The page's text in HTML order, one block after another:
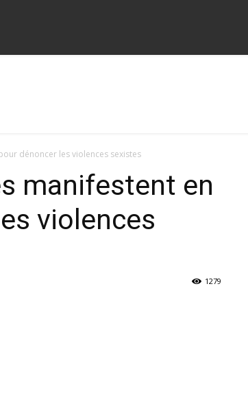
dénoncer les violences sexistes
manifestent en
violences
1279